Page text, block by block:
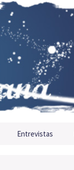
Entrevistas